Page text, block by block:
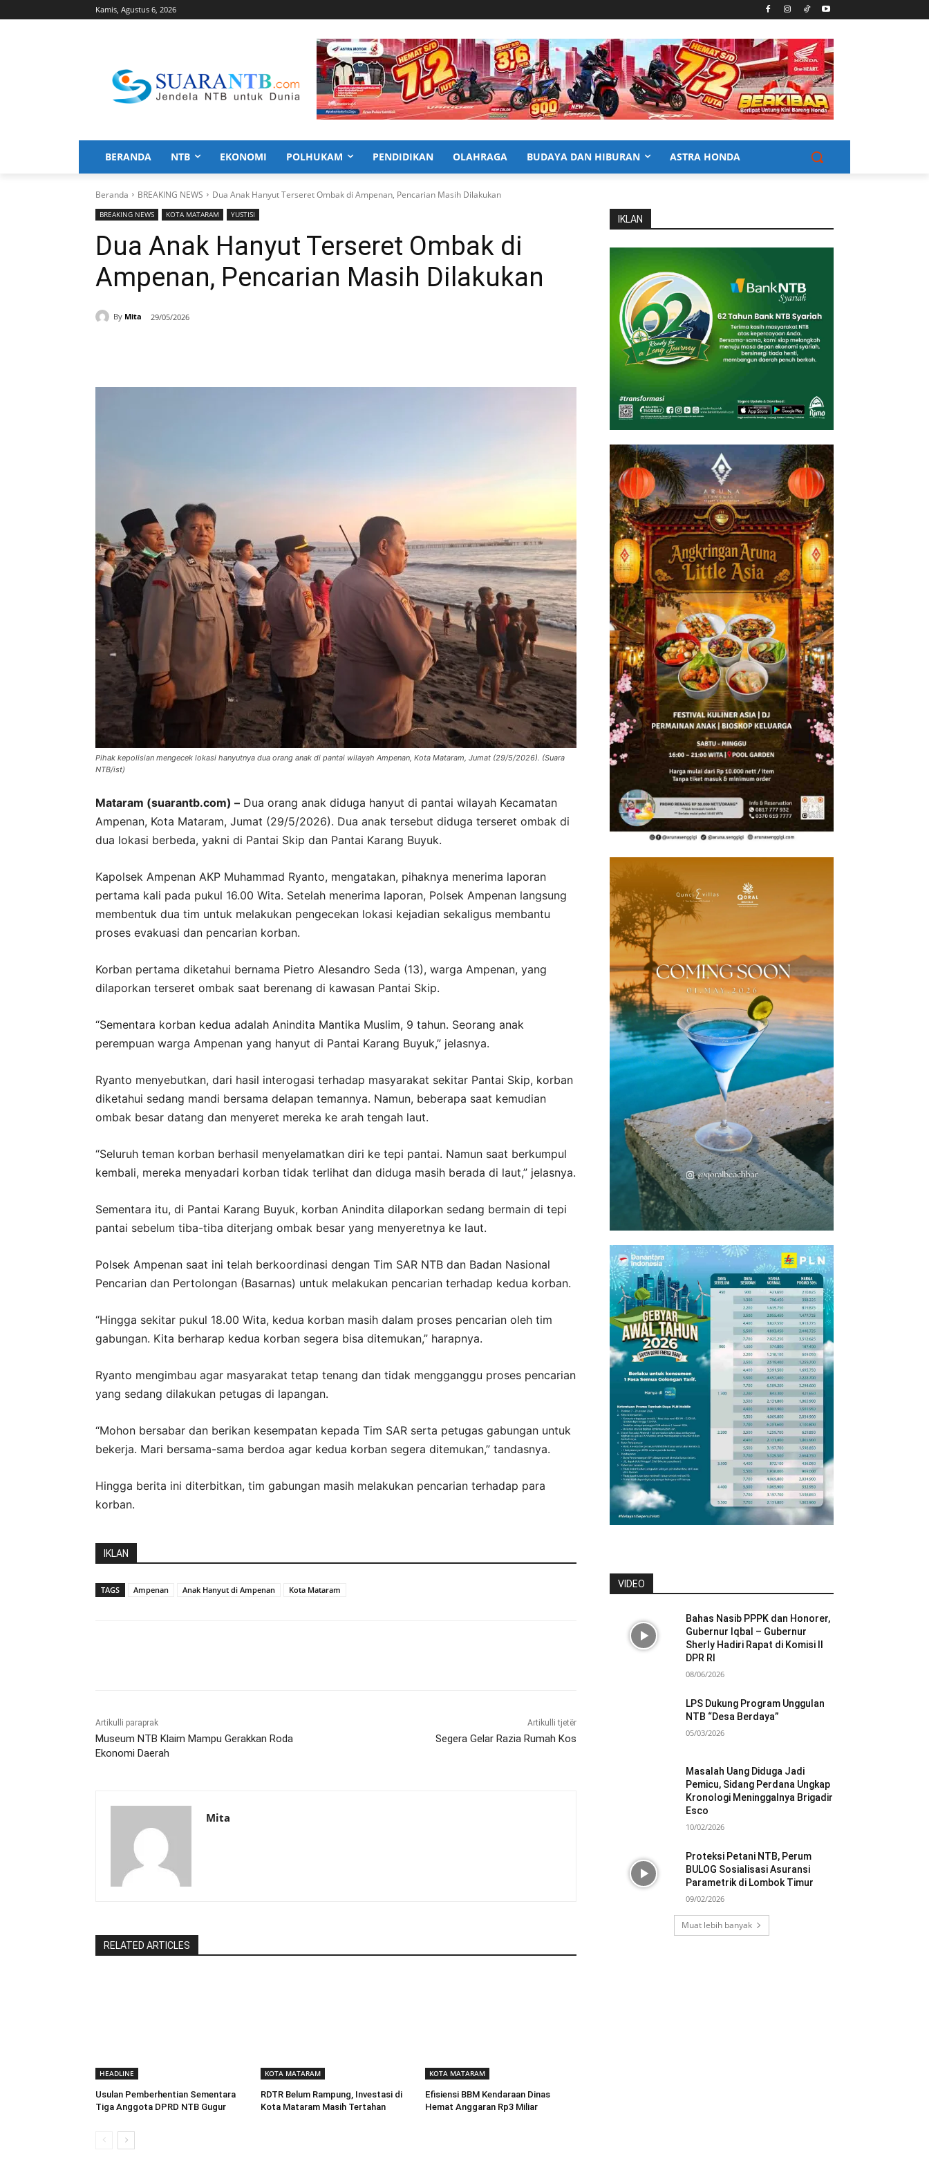
Kamis, Agustus 6, 2026
BERANDA NTB EKONOMI POLHUKAM PENDIDIKAN OLAHRAGA BUDAYA DAN HIBURAN ASTRA HONDA
Beranda BREAKING NEWS Dua Anak Hanyut Terseret Ombak di Ampenan, Pencarian Masih Dilakukan
BREAKING NEWS KOTA MATARAM YUSTISI
Dua Anak Hanyut Terseret Ombak di
Ampenan, Pencarian Masih Dilakukan
By Mita 29/05/2026
Pihak kepolisian mengecek lokasi hanyutnya dua orang anak di pantai wilayah Ampenan, Kota Mataram, Jumat (29/5/2026). (Suara
NTB/ist)
Mataram (suarantb.com) – Dua orang anak diduga hanyut di pantai wilayah Kecamatan
Ampenan, Kota Mataram, Jumat (29/5/2026). Dua anak tersebut diduga terseret ombak di
dua lokasi berbeda, yakni di Pantai Skip dan Pantai Karang Buyuk.
Kapolsek Ampenan AKP Muhammad Ryanto, mengatakan, pihaknya menerima laporan
pertama kali pada pukul 16.00 Wita. Setelah menerima laporan, Polsek Ampenan langsung
membentuk dua tim untuk melakukan pengecekan lokasi kejadian sekaligus membantu
proses evakuasi dan pencarian korban.
Korban pertama diketahui bernama Pietro Alesandro Seda (13), warga Ampenan, yang
dilaporkan terseret ombak saat berenang di kawasan Pantai Skip.
“Sementara korban kedua adalah Anindita Mantika Muslim, 9 tahun. Seorang anak
perempuan warga Ampenan yang hanyut di Pantai Karang Buyuk,” jelasnya.
Ryanto menyebutkan, dari hasil interogasi terhadap masyarakat sekitar Pantai Skip, korban
diketahui sedang mandi bersama delapan temannya. Namun, beberapa saat kemudian
ombak besar datang dan menyeret mereka ke arah tengah laut.
“Seluruh teman korban berhasil menyelamatkan diri ke tepi pantai. Namun saat berkumpul
kembali, mereka menyadari korban tidak terlihat dan diduga masih berada di laut,” jelasnya.
Sementara itu, di Pantai Karang Buyuk, korban Anindita dilaporkan sedang bermain di tepi
pantai sebelum tiba-tiba diterjang ombak besar yang menyeretnya ke laut.
Polsek Ampenan saat ini telah berkoordinasi dengan Tim SAR NTB dan Badan Nasional
Pencarian dan Pertolongan (Basarnas) untuk melakukan pencarian terhadap kedua korban.
“Hingga sekitar pukul 18.00 Wita, kedua korban masih dalam proses pencarian oleh tim
gabungan. Kita berharap kedua korban segera bisa ditemukan,” harapnya.
Ryanto mengimbau agar masyarakat tetap tenang dan tidak mengganggu proses pencarian
yang sedang dilakukan petugas di lapangan.
“Mohon bersabar dan berikan kesempatan kepada Tim SAR serta petugas gabungan untuk
bekerja. Mari bersama-sama berdoa agar kedua korban segera ditemukan,” tandasnya.
Hingga berita ini diterbitkan, tim gabungan masih melakukan pencarian terhadap para
korban.
IKLAN
TAGS Ampenan Anak Hanyut di Ampenan Kota Mataram
Artikulli paraprak
Museum NTB Klaim Mampu Gerakkan Roda
Ekonomi Daerah
Artikulli tjetër
Segera Gelar Razia Rumah Kos
Mita
RELATED ARTICLES
HEADLINE
Usulan Pemberhentian Sementara
Tiga Anggota DPRD NTB Gugur
KOTA MATARAM
RDTR Belum Rampung, Investasi di
Kota Mataram Masih Tertahan
KOTA MATARAM
Efisiensi BBM Kendaraan Dinas
Hemat Anggaran Rp3 Miliar
IKLAN
VIDEO
Bahas Nasib PPPK dan Honorer,
Gubernur Iqbal – Gubernur
Sherly Hadiri Rapat di Komisi II
DPR RI
08/06/2026
LPS Dukung Program Unggulan
NTB “Desa Berdaya”
05/03/2026
Masalah Uang Diduga Jadi
Pemicu, Sidang Perdana Ungkap
Kronologi Meninggalnya Brigadir
Esco
10/02/2026
Proteksi Petani NTB, Perum
BULOG Sosialisasi Asuransi
Parametrik di Lombok Timur
09/02/2026
Muat lebih banyak